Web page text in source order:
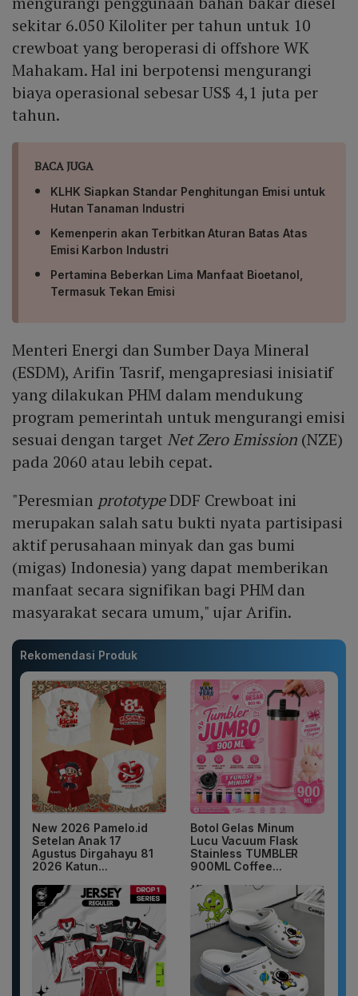
sekitar 6.050 Kiloliter per tahun untuk 10
crewboat yang beroperasi di offshore WK
Mahakam. Hal ini berpotensi mengurangi
biaya operasional sebesar US$ 4,1 juta per
tahun.
BACA JUGA
KLHK Siapkan Standar Penghitungan Emisi untuk
Hutan Tanaman Industri
Kemenperin akan Terbitkan Aturan Batas Atas
Emisi Karbon Industri
Pertamina Beberkan Lima Manfaat Bioetanol,
Termasuk Tekan Emisi
Menteri Energi dan Sumber Daya Mineral
(ESDM), Arifin Tasrif, mengapresiasi inisiatif
yang dilakukan PHM dalam mendukung
program pemerintah untuk mengurangi emisi
sesuai dengan target Net Zero Emission (NZE)
pada 2060 atau lebih cepat.
"Peresmian prototypeDDF Crewboat ini
merupakan salah satu bukti nyata partisipasi
aktif perusahaan minyak dan gas bumi
(migas) Indonesia) yang dapat memberikan
manfaat secara signifikan bagi PHM dan
masyarakat secara umum," ujar Arifin.
Rekomendasi Produk
New 2026 Pamelo.id
Setelan Anak 17
Agustus Dirgahayu 81
2026 Katun...
Botol Gelas Minum
Lucu Vacuum Flask
Stainless TUMBLER
900ML Coffee...